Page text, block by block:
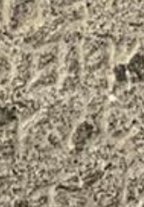
2024) — een mooie
authentieke manier
Mijn kracht ligt in het
die samen iets
authentieke locaties en
bijblijven.
Ik creëer de setting — jij